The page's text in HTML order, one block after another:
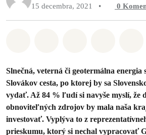
15 decembra, 2021
• 0
Slnečná, veterná či geotermálna energia
Slovákov cesta, po ktorej by sa
vydať. Až 84 % ľudí si navyše myslí, že
obnoviteľných zdrojov by mala naša
investovať. Vyplýva to z
prieskumu, ktorý si nechal vypracovať